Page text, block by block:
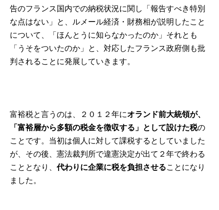
告のフランス国内での納税状況に関し「報告すべき特別
な点はない」と、ルメール経済・財務相が説明したこと
について、「ほんとうに知らなかったのか」それとも
「うそをついたのか」と、対応したフランス政府側も批
判されることに発展していきます。
富裕税と言うのは、２０１２年にオランド前大統領が、
「富裕層から多額の税金を徴収する」として設けた税の
ことです。当初は個人に対して課税するとしていました
が、その後、憲法裁判所で違憲決定が出て２年で終わる
こととなり、代わりに企業に税を負担させることになり
ました。